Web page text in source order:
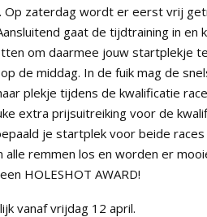
Op zaterdag wordt er eerst vrij
gaat de tijdtraining in en
om daarmee jouw startplekje
de middag. In de fuik mag de
plekje tijdens de kwalificatie
extra prijsuitreiking voor de
je startplek voor beide
alle remmen los en worden er
HOLESHOT AWARD!
vanaf vrijdag 12 april.